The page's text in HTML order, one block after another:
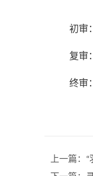
初审
复审
终审
上一篇： “